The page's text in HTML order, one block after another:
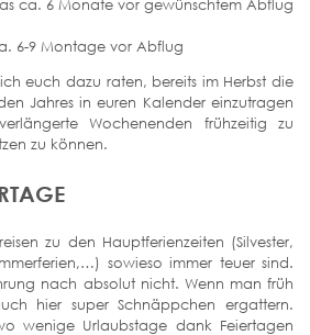
ca. 6 Monate vor gewünschtem Abflug
6-9 Montage vor Abflug
euch dazu raten, bereits im Herbst die
Jahres in euren Kalender einzutragen
Wochenenden frühzeitig zu
zu können.
zu den Hauptferienzeiten (Silvester,
sowieso immer teuer sind.
nach absolut nicht. Wenn man früh
hier super Schnäppchen ergattern.
wenige Urlaubstage dank Feiertagen